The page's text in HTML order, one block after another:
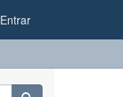
Entrar